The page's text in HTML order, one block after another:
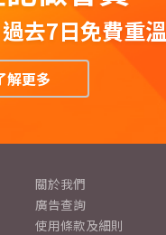
去7日免費重溫
解更多
關於我們
廣告查詢
使用條款及細則